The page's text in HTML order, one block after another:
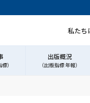
私たち
）
出版概況
（出版指標 年報）